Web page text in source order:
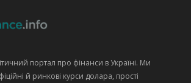
портал про фінанси в Україні. Ми
й ринкові курси долара, прості